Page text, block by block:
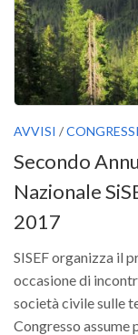
Cartella
Video
PDF
SISEF
SISEF Eventi
@SISEF
AVVISI /CONGRESSI
Secondo
Nazionale
2017
SISEF organizza il
occasione di
società civile sulle
Congresso